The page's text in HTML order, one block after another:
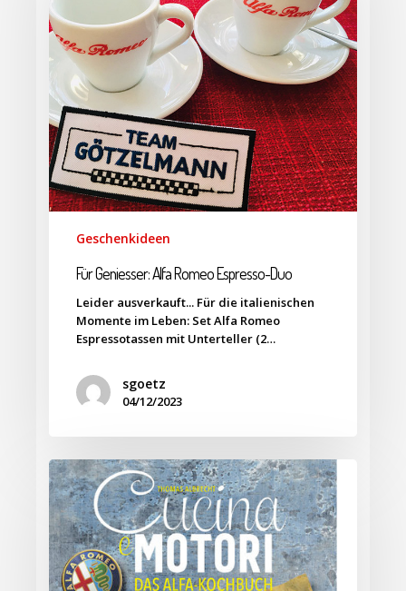
Geschenkideen
Für Geniesser: Alfa Romeo Espresso-Duo
Leider ausverkauft... Für die italienischen
Momente im Leben: Set Alfa Romeo
Espressotassen mit Unterteller (2…
sgoetz
04/12/2023